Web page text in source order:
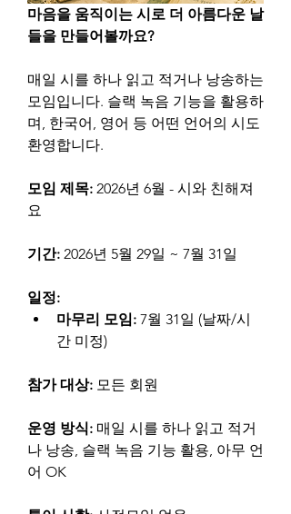
마음을 움직이는 시로 더 아름다운 날
들을 만들어볼까요?
매일 시를 하나 읽고 적거나 낭송하는
모임입니다. 슬랙 녹음 기능을 활용하
며, 한국어, 영어 등 어떤 언어의 시도
환영합니다.
모임 제목: 2026년 6월 - 시와 친해져
요
기간: 2026년 5월 29일 ~ 7월 31일
일정:
마무리 모임: 7월 31일 (날짜/시
간 미정)
참가 대상: 모든 회원
운영 방식: 매일 시를 하나 읽고 적거
나 낭송, 슬랙 녹음 기능 활용, 아무 언
어 OK